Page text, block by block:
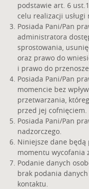
podstawie art. 6
celu realizacji usługi
Posiada Pani/Pan
administratora
sprostowania,
oraz prawo do
i prawo do
Posiada Pani/Pan
momencie bez
przetwarzania,
przed jej cofnięciem.
Posiada Pani/Pan
nadzorczego.
Niniejsze dane
momentu wycofania
Podanie danych
brak podania
kontaktu.